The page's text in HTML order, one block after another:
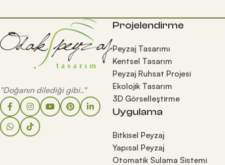
"Doğanın dilediği gibi.."
Projelendirme
Peyzaj Tasarımı
Kentsel Tasarım
Peyzaj Ruhsat Projesi
Ekolojik Tasarım
3D Görselleştirme
Uygulama
Bitkisel Peyzaj
Yapısal Peyzaj
Otomatik Sulama Sistemi